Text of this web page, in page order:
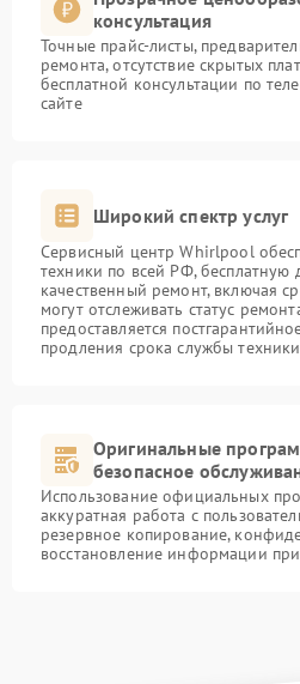
консультация
Точные прайс-листы,
ремонта, отсутствие скрытых
бесплатной консультации по
сайте
Широкий спектр услуг
Сервисный центр Whirlpool
техники по всей РФ, бесплатную
качественный ремонт, включая
могут отслеживать статус
предоставляется
продления срока службы техники
Оригинальные
безопасное
Использование официальных
аккуратная работа с
резервное копирование,
восстановление информации